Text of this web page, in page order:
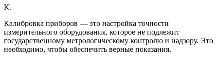
К.
Калибровка приборов — это настройка точности
измерительного оборудования, которое не подлежит
государственному метрологическому контролю и надзору. Это
необходимо, чтобы обеспечить верные показания.